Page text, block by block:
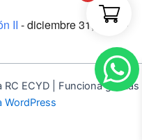
II - diciembre 31, 2029 -
ECYD | Funciona gracias
WordPress